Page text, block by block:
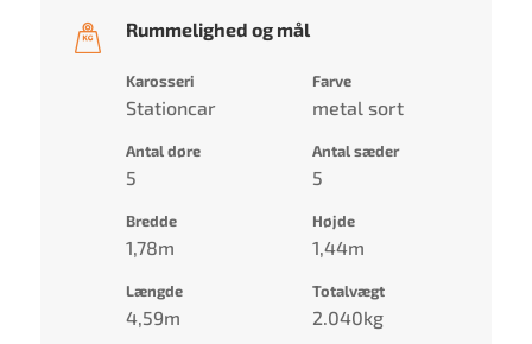
Rummelighed og mål
Karosseri
Stationcar
Farve
metal sort
Antal døre
5
Antal sæder
5
Bredde
1,78m
Højde
1,44m
Længde
4,59m
Totalvægt
2.040kg